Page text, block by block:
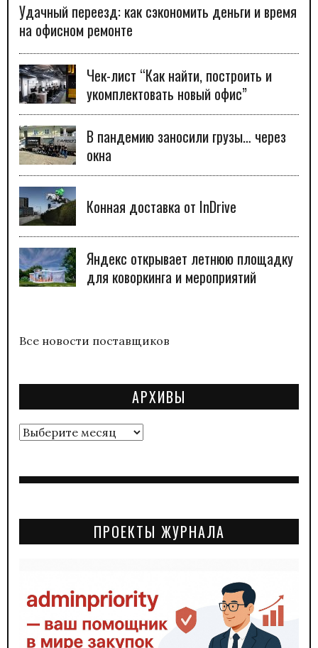
Удачный переезд: как сэкономить деньги и время
на офисном ремонте
Чек-лист “Как найти, построить и
укомплектовать новый офис”
В пандемию заносили грузы… через
окна
Конная доставка от InDrive
Яндекс открывает летнюю площадку
для коворкинга и мероприятий
Все новости поставщиков
АРХИВЫ
Архивы
ПРОЕКТЫ ЖУРНАЛА